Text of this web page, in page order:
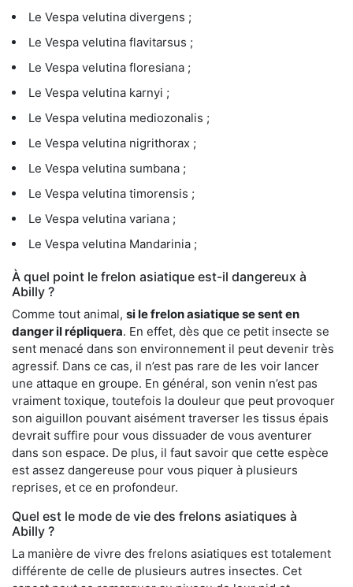
Le Vespa velutina divergens ;
Le Vespa velutina flavitarsus ;
Le Vespa velutina floresiana ;
Le Vespa velutina karnyi ;
Le Vespa velutina mediozonalis ;
Le Vespa velutina nigrithorax ;
Le Vespa velutina sumbana ;
Le Vespa velutina timorensis ;
Le Vespa velutina variana ;
Le Vespa velutina Mandarinia ;
À quel point le frelon asiatique est-il dangereux à
Abilly ?
Comme tout animal, si le frelon asiatique se sent en
danger il répliquera. En effet, dès que ce petit insecte se
sent menacé dans son environnement il peut devenir très
agressif. Dans ce cas, il n’est pas rare de les voir lancer
une attaque en groupe. En général, son venin n’est pas
vraiment toxique, toutefois la douleur que peut provoquer
son aiguillon pouvant aisément traverser les tissus épais
devrait suffire pour vous dissuader de vous aventurer
dans son espace. De plus, il faut savoir que cette espèce
est assez dangereuse pour vous piquer à plusieurs
reprises, et ce en profondeur.
Quel est le mode de vie des frelons asiatiques à
Abilly ?
La manière de vivre des frelons asiatiques est totalement
différente de celle de plusieurs autres insectes. Cet